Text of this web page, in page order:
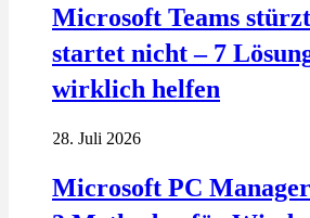
Microsoft Teams
startet nicht – 7
wirklich helfen
28. Juli 2026
Microsoft PC